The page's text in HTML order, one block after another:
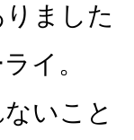
ました
イ。
いこと